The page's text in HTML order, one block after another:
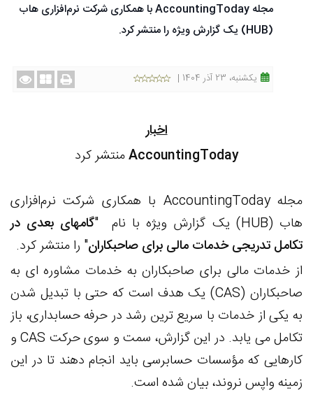
مجله AccountingToday با همکاری شرکت نرم‌افزاری هاب
(HUB) یک گزارش ویژه را منتشر کرد.
یکشنبه، 23 آذر 1404 |
اخبار
AccountingTodayمنتشر کرد
مجله AccountingToday با همکاری شرکت نرم‌افزاری
هاب (HUB) یک گزارش ویژه با نام "
گامهای بعدی در
تکامل تدریجی خدمات مالی برای صاحبکاران" را منتشر کرد.
از خدمات مالی برای صاحبکاران به خدمات مشاوره ای به
صاحبکاران (CAS) یک هدف است که حتی با تبدیل شدن
به یکی از خدمات با سریع ترین رشد در حرفه حسابداری، باز
تکامل می یابد. در این گزارش، سمت و سوی حرکت CAS و
کارهایی که مؤسسات حسابرسی باید انجام دهند تا در این
زمینه واپس نروند، بیان شده است.